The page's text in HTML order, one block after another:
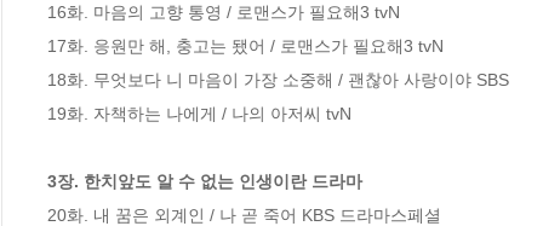
16화. 마음의 고향 통영 / 로맨스가 필요해3 tvN
17화. 응원만 해, 충고는 됐어 / 로맨스가 필요해3 tvN
18화. 무엇보다 니 마음이 가장 소중해 / 괜찮아 사랑이야 SBS
19화. 자책하는 나에게 / 나의 아저씨 tvN
3장. 한치앞도 알 수 없는 인생이란 드라마
20화. 내 꿈은 외계인 / 나 곧 죽어 KBS 드라마스페셜